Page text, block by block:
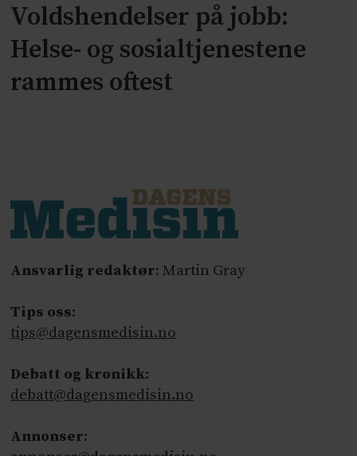
Voldshendelser på jobb:
Helse- og sosialtjenestene
rammes oftest
Ansvarlig redaktør: Martin Gray
Tips oss:
tips@dagensmedisin.no
Debatt og kronikk:
debatt@dagensmedisin.no
Annonser: